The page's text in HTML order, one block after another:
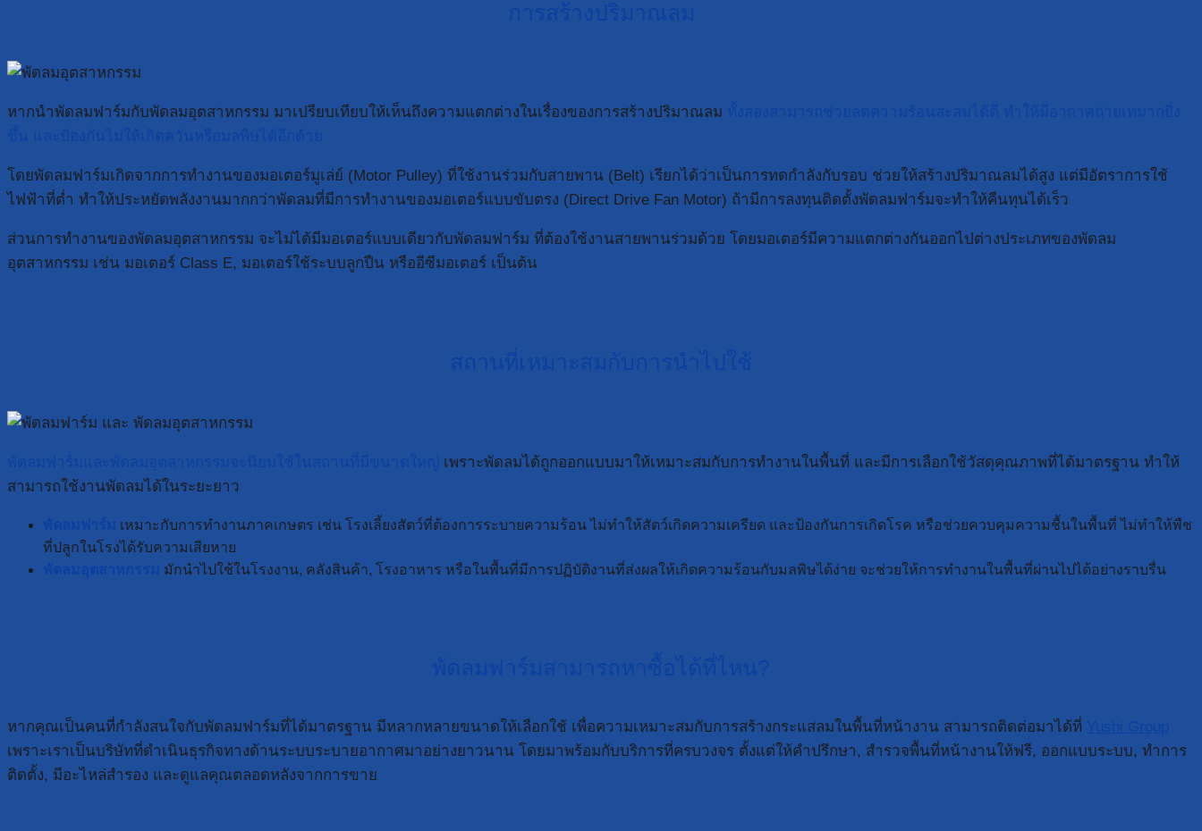
หากนำพัดลมฟาร์มกับพัดลมอุตสาหกรรม มาเปรียบเทียบให้เห็นถึงความแตกต่างในเรื่องของการสร้างปริมาณลม
โดยพัดลมฟาร์มเกิดจากการทำงานของมอเตอร์มูเล่ย์ (Motor Pulley) ที่ใช้งานร่วมกับสายพาน (Belt) เรียกได้ว่าเป็นการทดกำลังกับรอบ ช่วยให้สร้างปริมาณลมได้สูง แต่มีอัตราการใช้
ไฟฟ้าที่ต่ำ ทำให้ประหยัดพลังงานมากกว่าพัดลมที่มีการทำงานของมอเตอร์แบบขับตรง (Direct Drive Fan Motor) ถ้ามีการลงทุนติดตั้งพัดลมฟาร์มจะทำให้คืนทุนได้เร็ว
ส่วนการทำงานของพัดลมอุตสาหกรรม จะไม่ได้มีมอเตอร์แบบเดียวกับพัดลมฟาร์ม ที่ต้องใช้งานสายพานร่วมด้วย โดยมอเตอร์มีความแตกต่างกันออกไปต่างประเภทของพัดลม
อุตสาหกรรม เช่น มอเตอร์ Class E, มอเตอร์ใช้ระบบลูกปืน หรืออีซีมอเตอร์ เป็นต้น
เพราะพัดลมได้ถูกออกแบบมาให้เหมาะสมกับการทำงานในพื้นที่ และมีการเลือกใช้วัสดุคุณภาพที่ได้มาตรฐาน ทำให้
สามารถใช้งานพัดลมได้ในระยะยาว
เหมาะกับการทำงานภาคเกษตร เช่น โรงเลี้ยงสัตว์ที่ต้องการระบายความร้อน ไม่ทำให้สัตว์เกิดความเครียด และป้องกันการเกิดโรค หรือช่วยควบคุมความชื้นในพื้นที่ ไม่ทำให้พืช
ที่ปลูกในโรงได้รับความเสียหาย
มักนำไปใช้ในโรงงาน, คลังสินค้า, โรงอาหาร หรือในพื้นที่มีการปฏิบัติงานที่ส่งผลให้เกิดความร้อนกับมลพิษได้ง่าย จะช่วยให้การทำงานในพื้นที่ผ่านไปได้อย่างราบรื่น
หากคุณเป็นคนที่กำลังสนใจกับพัดลมฟาร์มที่ได้มาตรฐาน มีหลากหลายขนาดให้เลือกใช้ เพื่อความเหมาะสมกับการสร้างกระแสลมในพื้นที่หน้างาน สามารถติดต่อมาได้ที่
เพราะเราเป็นบริษัทที่ดำเนินธุรกิจทางด้านระบบระบายอากาศมาอย่างยาวนาน โดยมาพร้อมกับบริการที่ครบวงจร ตั้งแต่ให้คำปรึกษา, สำรวจพื้นที่หน้างานให้ฟรี, ออกแบบระบบ, ทำการ
ติดตั้ง, มีอะไหล่สำรอง และดูแลคุณตลอดหลังจากการขาย